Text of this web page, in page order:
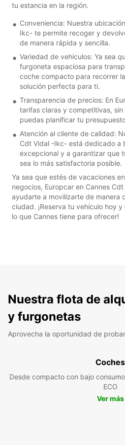
tu estancia en la región.
Conveniencia: Nuestra
Ikc- te permite recoger y
de manera rápida y sencilla.
Variedad de vehículos: Ya sea
furgoneta espaciosa para
coche compacto para recorrer
solución perfecta para ti.
Transparencia de precios: En
tarifas claras y competitivas,
puedas planificar tu
Atención al cliente de calidad:
Cdt Vidal -Ikc- está dedicado a
excepcional y a garantizar que
sea lo más satisfactoria posible.
Ya sea que estés de vacaciones
negocios, Europcar en Cannes
ayudarte a movilizarte de manera
ciudad. ¡Reserva tu vehículo hoy
lo que Cannes tiene para ofrecer!
Nuestra flota de
y furgonetas
Aprovecha la oportunidad de
Coches
Desde compacto con bajo
ECO
Ver más